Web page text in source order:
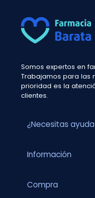
Somos expertos en
Trabajamos para las
prioridad es la
clientes.
¿Necesitas
Información
Compra